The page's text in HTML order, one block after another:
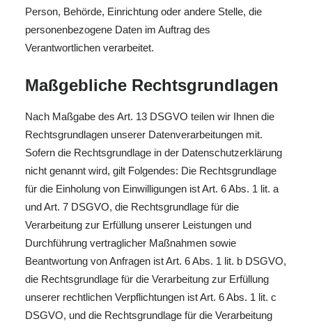
Person, Behörde, Einrichtung oder andere Stelle, die
personenbezogene Daten im Auftrag des
Verantwortlichen verarbeitet.
Maßgebliche Rechtsgrundlagen
Nach Maßgabe des Art. 13 DSGVO teilen wir Ihnen die
Rechtsgrundlagen unserer Datenverarbeitungen mit.
Sofern die Rechtsgrundlage in der Datenschutzerklärung
nicht genannt wird, gilt Folgendes: Die Rechtsgrundlage
für die Einholung von Einwilligungen ist Art. 6 Abs. 1 lit. a
und Art. 7 DSGVO, die Rechtsgrundlage für die
Verarbeitung zur Erfüllung unserer Leistungen und
Durchführung vertraglicher Maßnahmen sowie
Beantwortung von Anfragen ist Art. 6 Abs. 1 lit. b DSGVO,
die Rechtsgrundlage für die Verarbeitung zur Erfüllung
unserer rechtlichen Verpflichtungen ist Art. 6 Abs. 1 lit. c
DSGVO, und die Rechtsgrundlage für die Verarbeitung